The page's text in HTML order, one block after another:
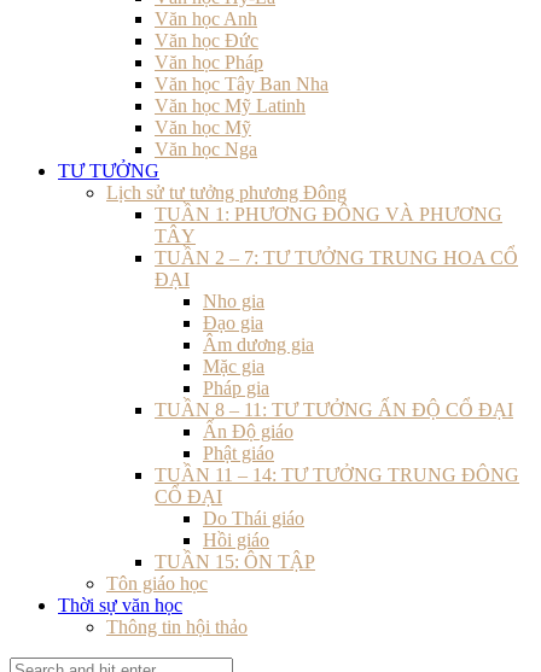
Văn học Anh
Văn học Đức
Văn học Pháp
Văn học Tây Ban Nha
Văn học Mỹ Latinh
Văn học Mỹ
Văn học Nga
TƯ TƯỞNG
Lịch sử tư tưởng phương Đông
TUẦN 1: PHƯƠNG ĐÔNG VÀ PHƯƠNG
TÂY
TUẦN 2 – 7: TƯ TƯỞNG TRUNG HOA CỔ
ĐẠI
Nho gia
Đạo gia
Âm dương gia
Mặc gia
Pháp gia
TUẦN 8 – 11: TƯ TƯỞNG ẤN ĐỘ CỔ ĐẠI
Ấn Độ giáo
Phật giáo
TUẦN 11 – 14: TƯ TƯỞNG TRUNG ĐÔNG
CỔ ĐẠI
Do Thái giáo
Hồi giáo
TUẦN 15: ÔN TẬP
Tôn giáo học
Thời sự văn học
Thông tin hội thảo